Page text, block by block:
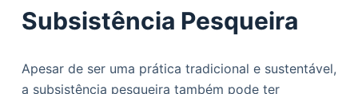
Subsistência Pesqueira
Apesar de ser uma prática tradicional e sustentável,
a subsistência pesqueira também pode ter